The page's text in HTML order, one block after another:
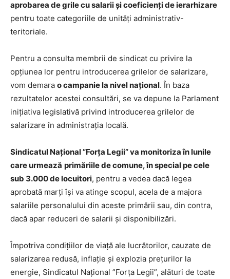
aprobarea de grile cu salarii și coeficienți de ierarhizare
pentru toate categoriile de unități administrativ-
teritoriale.
Pentru a consulta membrii de sindicat cu privire la
opțiunea lor pentru introducerea grilelor de salarizare,
vom demara o campanie la nivel național. În baza
rezultatelor acestei consultări, se va depune la Parlament
inițiativa legislativă privind introducerea grilelor de
salarizare în administrația locală.
Sindicatul Național ”Forța Legii” va monitoriza în lunile
care urmează primăriile de comune, în special pe cele
sub 3.000 de locuitori, pentru a vedea dacă legea
aprobată marți își va atinge scopul, acela de a majora
salariile personalului din aceste primării sau, din contra,
dacă apar reduceri de salarii și disponibilizări.
Împotriva condițiilor de viață ale lucrătorilor, cauzate de
salarizarea redusă, inflație și explozia prețurilor la
energie, Sindicatul Național ”Forța Legii”, alături de toate